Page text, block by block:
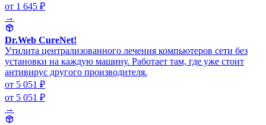
от 1 645 ₽
→
Dr.Web CureNet!
Утилита централизованного лечения компьютеров сети без
установки на каждую машину. Работает там, где уже стоит
антивирус другого производителя.
от 5 051 ₽
от 5 051 ₽
→